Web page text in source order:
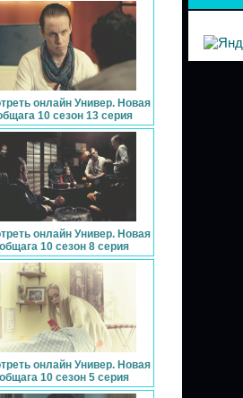
онлайн Универ. Новая
10 сезон 13 серия
онлайн Универ. Новая
общага 10 сезон 8 серия
онлайн Универ. Новая
общага 10 сезон 5 серия